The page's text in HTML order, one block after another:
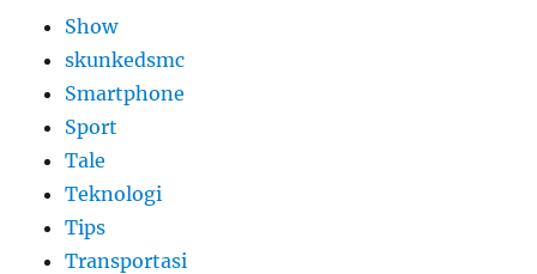
Show
skunkedsmc
Smartphone
Sport
Tale
Teknologi
Tips
Transportasi